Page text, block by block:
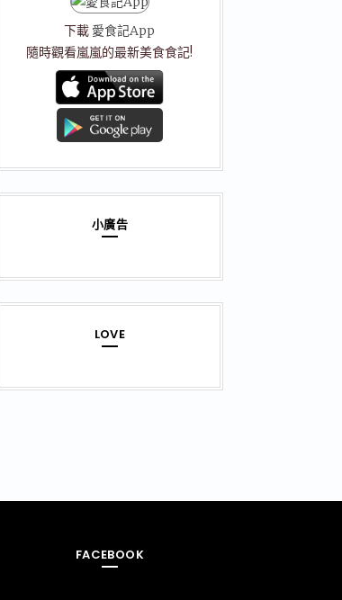
下載 愛食記App
隨時觀看嵐嵐的最新美食食記!
小廣告
LOVE
FACEBOOK